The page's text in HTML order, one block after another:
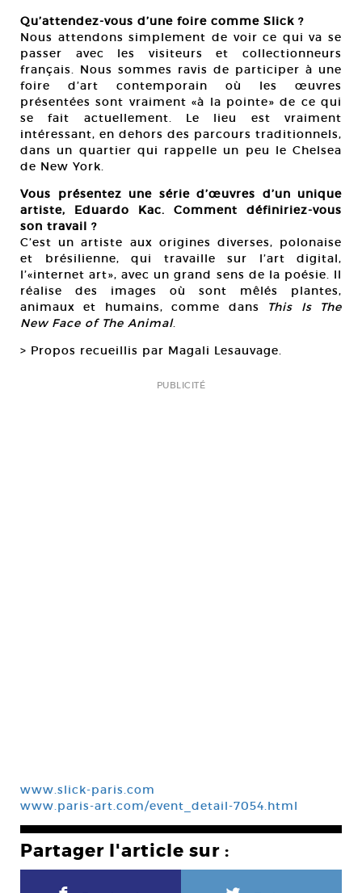
Qu’attendez-vous d’une foire comme Slick ?
Nous attendons simplement de voir ce qui va se
passer avec les visiteurs et collectionneurs
français. Nous sommes ravis de participer à une
foire d’art contemporain où les œuvres
présentées sont vraiment «à la pointe» de ce qui
se fait actuellement. Le lieu est vraiment
intéressant, en dehors des parcours traditionnels,
dans un quartier qui rappelle un peu le Chelsea
de New York.
Vous présentez une série d’œuvres d’un unique
artiste, Eduardo Kac. Comment définiriez-vous
son travail ?
C’est un artiste aux origines diverses, polonaise
et brésilienne, qui travaille sur l’art digital,
l’«internet art», avec un grand sens de la poésie. Il
réalise des images où sont mêlés plantes,
animaux et humains, comme dans
This Is The
New Face of The Animal.
> Propos recueillis par Magali Lesauvage.
PUBLICITÉ
www.slick-paris.com
www.paris-art.com/event_detail-7054.html
Partager l'article sur :